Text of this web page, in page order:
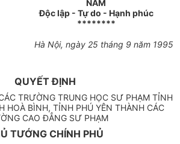
NAM
Độc lập - Tự do - Hạnh phúc
********
Hà Nội, ngày 25 tháng 9 năm 1995
QUYẾT ĐỊNH
TRƯỜNG TRUNG HỌC SƯ PHẠM TỈNH
HOÀ BÌNH, TỈNH PHÚ YÊN THÀNH CÁC
CAO ĐẲNG SƯ PHẠM
TƯỚNG CHÍNH PHỦ